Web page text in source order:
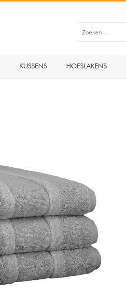
KUSSENS HOESLAKENS